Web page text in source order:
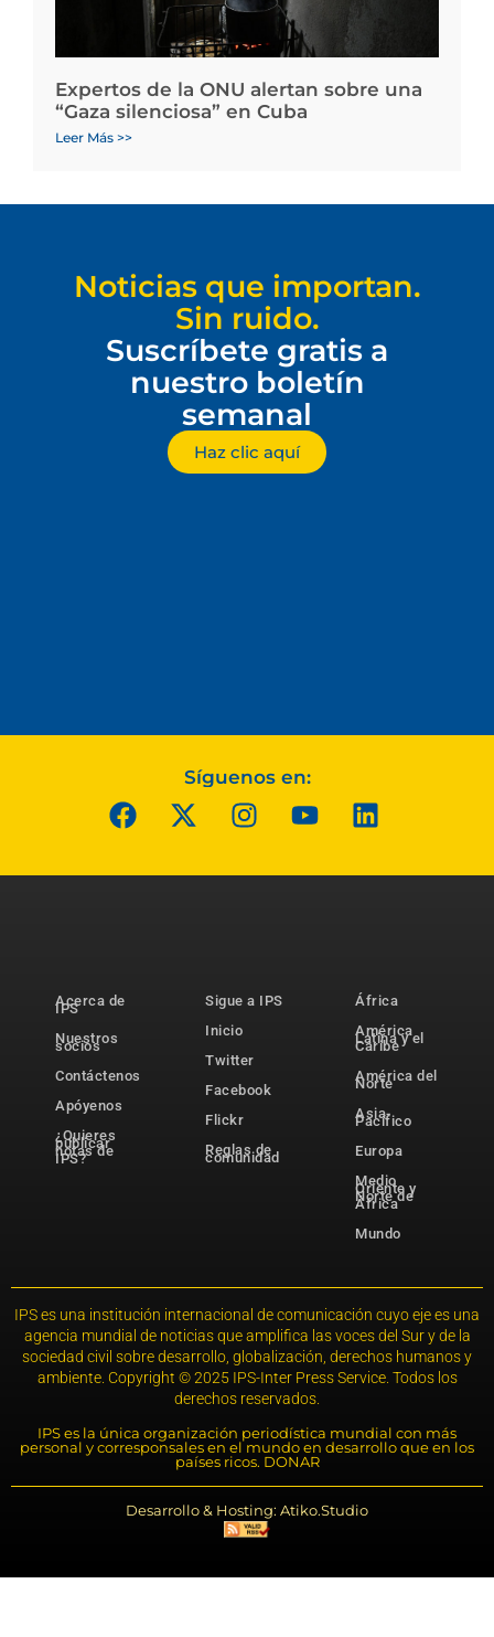
Expertos de la ONU alertan sobre una
“Gaza silenciosa” en Cuba
Leer Más >>
Noticias que importan.
Sin ruido.
Suscríbete gratis a
nuestro boletín
semanal
Haz clic aquí
Síguenos en:
Acerca de
IPS
Nuestros
socios
Contáctenos
Apóyenos
¿Quieres
publicar
notas de
IPS?
Sigue a IPS
Inicio
Twitter
Facebook
Flickr
Reglas de
comunidad
África
América
Latina y el
Caribe
América del
Norte
Asia-
Pacífico
Europa
Medio
Oriente y
Norte de
África
Mundo
IPS es una institución internacional de comunicación cuyo eje es una
agencia mundial de noticias que amplifica las voces del Sur y de la
sociedad civil sobre desarrollo, globalización, derechos humanos y
ambiente. Copyright © 2025 IPS-Inter Press Service. Todos los
derechos reservados.
IPS es la única organización periodística mundial con más
personal y corresponsales en el mundo en desarrollo que en los
países ricos. DONAR
Desarrollo & Hosting: Atiko.Studio